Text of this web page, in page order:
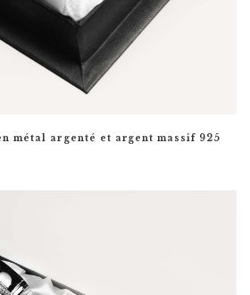
métal argenté et argent massif 925